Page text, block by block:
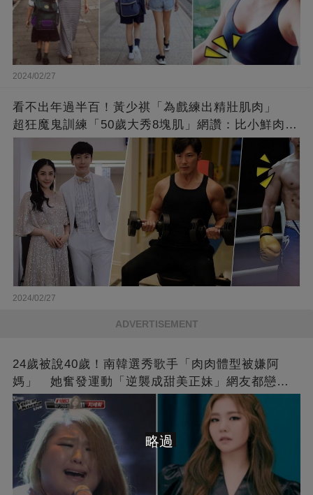
2024/02/27
看不出年過半百！黃少祺「為戲練出精壯肌肉」
超狂魔鬼訓練「50歲大秀8塊肌」網讚：比小鮮肉猛
2024/02/27
ADVERTISEMENT
24歲被說40歲！南韓選秀歌手「肉肉體型被嫌阿
媽」 她奮發運動「逆襲成甜美正妹」網友都戀愛
了❤
略過